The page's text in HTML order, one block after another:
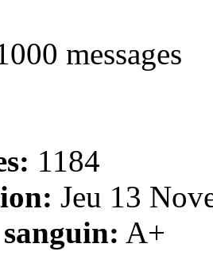
messages
1184
Jeu 13
A+